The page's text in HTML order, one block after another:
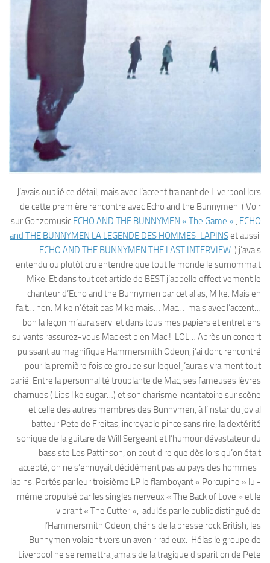
J’avais oublié ce détail, mais avec l’accent trainant de Liverpool lors
de cette première rencontre avec Echo and the Bunnymen ( Voir
sur Gonzomusic ECHO AND THE BUNNYMEN « The Game » , ECHO
and THE BUNNYMEN LA LEGENDE DES HOMMES-LAPINSet aussi
ECHO AND THE BUNNYMEN THE LAST INTERVIEW ) j’avais
entendu ou plutôt cru entendre que tout le monde le surnommait
Mike. Et dans tout cet article de BEST j’appelle effectivement le
chanteur d’Echo and the Bunnymen par cet alias, Mike. Mais en
fait… non. Mike n’était pas Mike mais… Mac… mais avec l’accent…
bon la leçon m’aura servi et dans tous mes papiers et entretiens
suivants rassurez-vous Mac est bien Mac ! LOL… Après un concert
puissant au magnifique Hammersmith Odeon, j’ai donc rencontré
pour la première fois ce groupe sur lequel j’aurais vraiment tout
parié. Entre la personnalité troublante de Mac, ses fameuses lèvres
charnues ( Lips like sugar…) et son charisme incantatoire sur scène
et celle des autres membres des Bunnymen, à l’instar du jovial
batteur Pete de Freitas, incroyable pince sans rire, la dextérité
sonique de la guitare de Will Sergeant et l’humour dévastateur du
bassiste Les Pattinson, on peut dire que dès lors qu’on était
accepté, on ne s’ennuyait décidément pas au pays des hommes-
lapins. Portés par leur troisième LP le flamboyant « Porcupine » lui-
même propulsé par les singles nerveux « The Back of Love » et le
vibrant « The Cutter », adulés par le public distingué de
l’Hammersmith Odeon, chéris de la presse rock British, les
Bunnymen volaient vers un avenir radieux. Hélas le groupe de
Liverpool ne se remettra jamais de la tragique disparition de Pete